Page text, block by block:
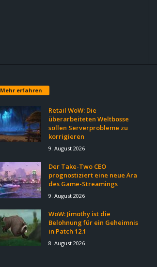
Mehr erfahren
Retail WoW: Die
überarbeiteten Weltbosse
sollen Serverprobleme zu
korrigieren
9. August 2026
Der Take-Two CEO
prognostiziert eine neue Ära
des Game-Streamings
9. August 2026
WoW: Jimothy ist die
Belohnung für ein Geheimnis
in Patch 12.1
8. August 2026